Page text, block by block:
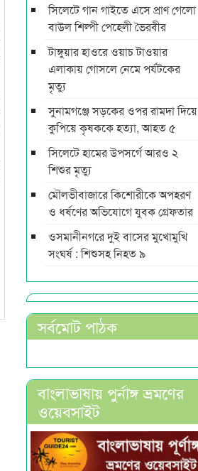
সিলেটে গান গাইতে এসে প্রাণ গেলো
বাউল শিল্পী পেহেলী ভৈরবীর
টাঙ্গুয়ার হাওরে ওয়াচ টাওয়ার
এলাকায় গোসলে নেমে পর্যটকের
মৃত্যু
সুনামগঞ্জে সড়কের ওপর রামদা দিয়ে
কুপিয়ে কৃষককে হত্যা, আহত ৫
সিলেটে হামের উপসর্গে আরও ২
শিশুর মৃত্যু
মৌলভীবাজারে কিশোরীকে অপহরণ
ও ধর্ষণের অভিযোগে যুবক গ্রেফতার
ওসমানীনগরে দুই বাসের মুখোমুখি
সংঘর্ষ : শিশুসহ নিহত ৯
সর্বমোট পাঠক
বাংলাভাষায় পুর্নাঙ্গ ভ্রমণের
ওয়েবসাইট